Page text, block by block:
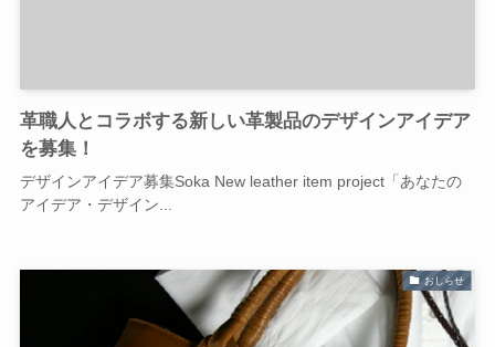
革職人とコラボする新しい革製品のデザインアイデア
を募集！
デザインアイデア募集Soka New leather item project「あなたの
アイデア・デザイン...
おしらせ